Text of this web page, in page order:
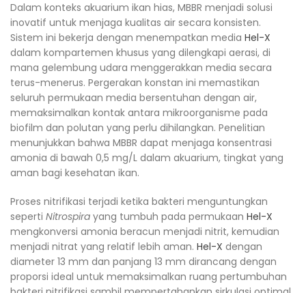
Dalam konteks akuarium ikan hias, MBBR menjadi solusi
inovatif untuk menjaga kualitas air secara konsisten.
Sistem ini bekerja dengan menempatkan media Hel-X
dalam kompartemen khusus yang dilengkapi aerasi, di
mana gelembung udara menggerakkan media secara
terus-menerus. Pergerakan konstan ini memastikan
seluruh permukaan media bersentuhan dengan air,
memaksimalkan kontak antara mikroorganisme pada
biofilm dan polutan yang perlu dihilangkan. Penelitian
menunjukkan bahwa MBBR dapat menjaga konsentrasi
amonia di bawah 0,5 mg/L dalam akuarium, tingkat yang
aman bagi kesehatan ikan.​
Proses nitrifikasi terjadi ketika bakteri menguntungkan
seperti Nitrospira yang tumbuh pada permukaan Hel-X
mengkonversi amonia beracun menjadi nitrit, kemudian
menjadi nitrat yang relatif lebih aman. Hel-X dengan
diameter 13 mm dan panjang 13 mm dirancang dengan
proporsi ideal untuk memaksimalkan ruang pertumbuhan